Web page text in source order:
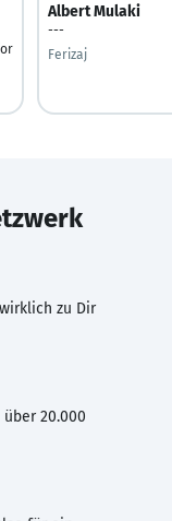
Albert Mulaki
---
Ferizaj
zu Dir
20.000